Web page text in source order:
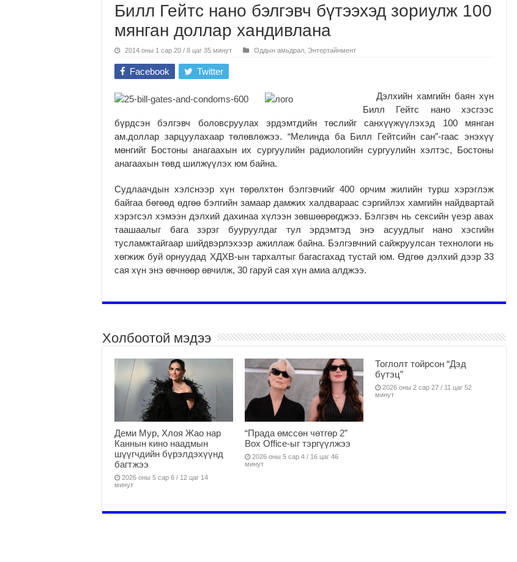
Билл Гейтс нано бэлгэвч бүтээхэд зориулж 100
мянган доллар хандивлана
2014 оны 1 сар 20 / 8 цаг 35 минут Оддын амьдрал Энтертайнмент
Facebook Twitter
Дэлхийн хамгийн баян хүн
Билл Гейтс нано хэсгээс
бүрдсэн бэлгэвч боловсруулах эрдэмтдийн төслийг санхүүжүүлэхэд 100 мянган
ам.доллар зарцуулахаар төлөвлөжээ. “Мелинда ба Билл Гейтсийн сан”-гаас энэхүү
мөнгийг Бостоны анагаахын их сургуулийн радиологийн сургуулийн хэлтэс, Бостоны
анагаахын төвд шилжүүлэх юм байна.
Судлаачдын хэлснээр хүн төрөлхтөн бэлгэвчийг 400 орчим жилийн турш хэрэглэж
байгаа бөгөөд өдгөө бэлгийн замаар дамжих халдвараас сэргийлэх хамгийн найдвартай
хэрэгсэл хэмээн дэлхий дахинаа хүлээн зөвшөөрөгджээ. Бэлгэвч нь сексийн үеэр авах
таашаалыг бага зэрэг бууруулдаг тул эрдэмтэд энэ асуудлыг нано хэсгийн
тусламжтайгаар шийдвэрлэхээр ажиллаж байна. Бэлгэвчний сайжруулсан технологи нь
хөгжиж буй орнуудад ХДХВ-ын тархалтыг багасгахад тустай юм. Өдгөө дэлхий дээр 33
сая хүн энэ өвчнөөр өвчилж, 30 гаруй сая хүн амиа алджээ.
Холбоотой мэдээ
Деми Мур, Хлоя Жао нар
Каннын кино наадмын
шүүгчдийн бүрэлдэхүүнд
багтжээ
2026 оны 5 сар 6 / 12 цаг 14
минут
“Прада өмссөн чөтгөр 2”
Box Office-ыг тэргүүлжээ
2026 оны 5 сар 4 / 16 цаг 46
минут
Тоглолт тойрсон “Дэд
бүтэц”
2026 оны 2 сар 27 / 11 цаг 52
минут